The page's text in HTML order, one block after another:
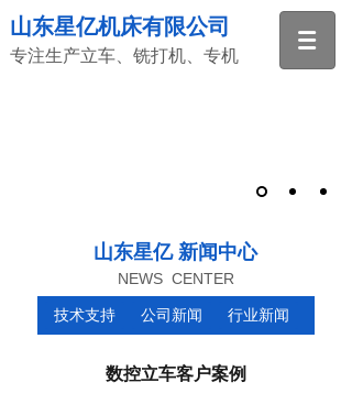
山东星亿机床有限公司
专注生产立车、铣打机、专机
山东星亿 新闻中心
NEWS CENTER
技术支持 公司新闻 行业新闻
数控立车客户案例